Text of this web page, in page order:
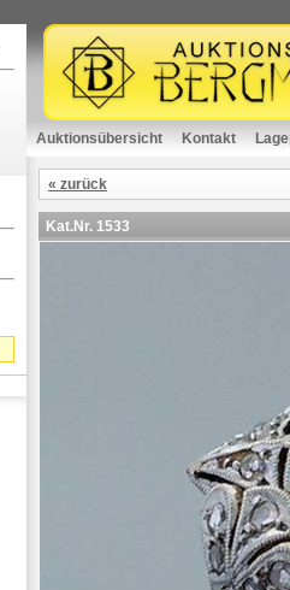
Auktionsübersicht Kontakt
« zurück
Kat.Nr. 1533